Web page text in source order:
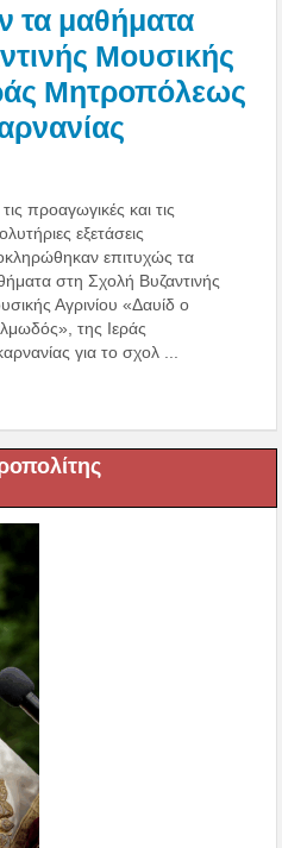
τα μαθήματα
Μουσικής
Μητροπόλεως
προαγωγικές και τις
εξετάσεις
επιτυχώς τα
στη Σχολή Βυζαντινής
Αγρινίου «Δαυίδ ο
της Ιεράς
για το σχολ ...